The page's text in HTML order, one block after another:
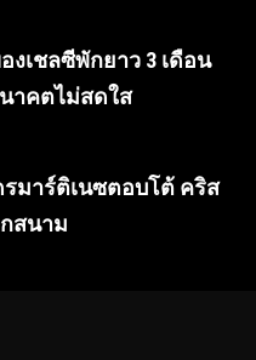
งเชลซีพักยาว 3 เดือน
าคตไม่สดใส
รมาร์ติเนซตอบโต้ คริส
สนาม